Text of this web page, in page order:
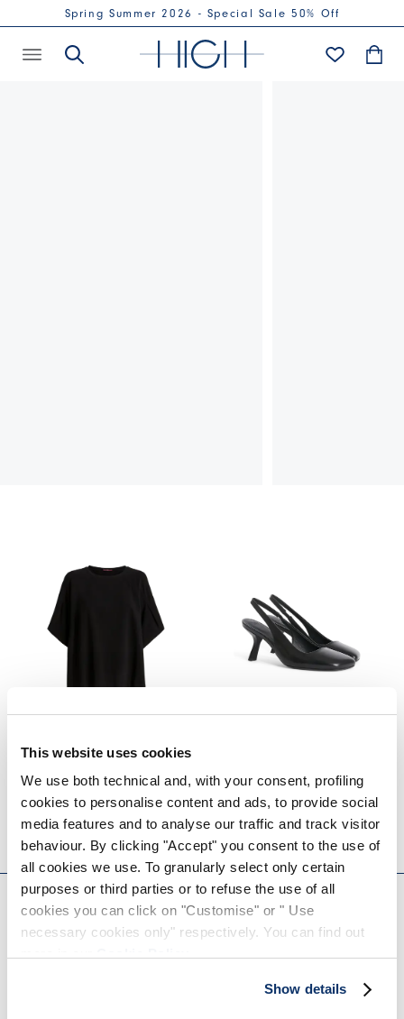
This website uses cookies
We use both technical and, with your consent, profiling
cookies to personalise content and ads, to provide social
media features and to analyse our traffic and track visitor
behaviour. By clicking "Accept" you consent to the use of
all cookies we use. To granularly select only certain
purposes or third parties or to refuse the use of all
cookies you can click on "Customise" or " Use
necessary cookies only" respectively. You can find out
Show details
Spring Summer 2026 - Special Sale 50% Off
HIGH TECH
295,00 €148,00 € -50 %
HIGH
425,00 €255,00 € -40%
EVERYDAY COUTURE
MELDEN SIE SICH FÜR UNSEREN NEWSLETTER AN